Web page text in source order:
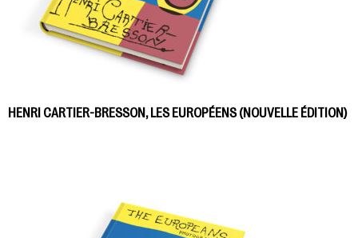
HENRI CARTIER-BRESSON, LES EUROPÉENS (NOUVELLE ÉDITION)